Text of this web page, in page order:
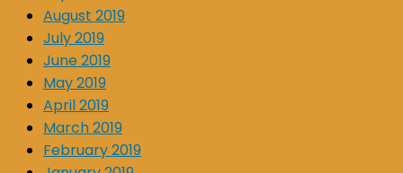
August 2019
July 2019
June 2019
May 2019
April 2019
March 2019
February 2019